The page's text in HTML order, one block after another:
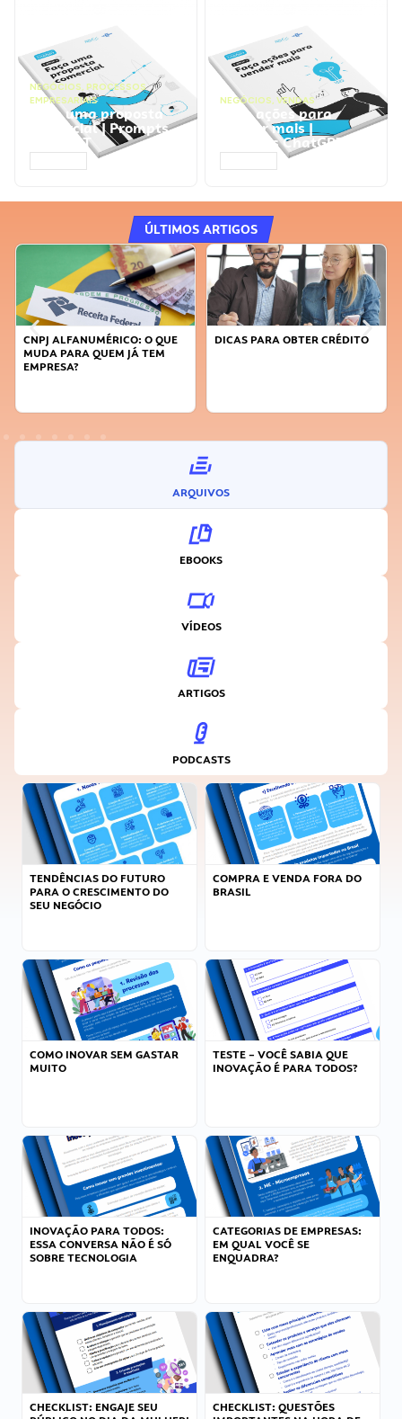
NEGÓCIOS, PROCESSOS
EMPRESARIAIS
Faça uma proposta
comercial | Prompts
ChatGPT
NEGÓCIOS, VENDAS
Faça ações para
vender mais |
Prompts ChatGPT
ÚLTIMOS ARTIGOS
DICAS PARA OBTER CRÉDITO
FAÇA A DIFERENÇA: SEJA
ARQUIVOS
EBOOKS
VÍDEOS
ARTIGOS
PODCASTS
TENDÊNCIAS DO FUTURO
PARA O CRESCIMENTO DO
SEU NEGÓCIO
COMPRA E VENDA FORA DO
BRASIL
COMO INOVAR SEM GASTAR
MUITO
TESTE – VOCÊ SABIA QUE
INOVAÇÃO É PARA TODOS?
INOVAÇÃO PARA TODOS:
ESSA CONVERSA NÃO É SÓ
SOBRE TECNOLOGIA
CATEGORIAS DE EMPRESAS:
EM QUAL VOCÊ SE
ENQUADRA?
CHECKLIST: ENGAJE SEU
CHECKLIST: QUESTÕES